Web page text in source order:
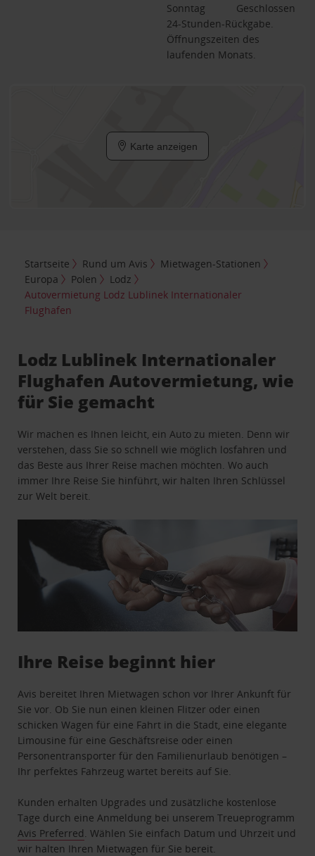
Sonntag
Geschlossen
24-Stunden-Rückgabe.
Öffnungszeiten des
laufenden Monats.
Karte anzeigen
Startseite Rund um Avis
Mietwagen-Stationen
Europa
Polen
Lodz
Autovermietung Lodz Lublinek Internationaler
Flughafen
Lodz Lublinek Internationaler
Flughafen Autovermietung, wie
für Sie gemacht
Wir machen es Ihnen leicht, ein Auto zu mieten. Denn wir
verstehen, dass Sie so schnell wie möglich losfahren und
das Beste aus Ihrer Reise machen möchten. Wo auch
immer Ihre Reise Sie hinführt, wir halten Ihren Schlüssel
zur Welt bereit.
Ihre Reise beginnt hier
Avis bereitet Ihren Mietwagen schon vor Ihrer Ankunft für
Sie vor. Ob Sie nun einen kleinen Flitzer oder einen
schicken Wagen für eine Fahrt in die Stadt, eine elegante
Limousine für eine Geschäftsreise oder einen
Personentransporter für den Familienurlaub benötigen –
Ihr perfektes Fahrzeug wartet bereits auf Sie.
Kunden erhalten Upgrades und zusätzliche kostenlose
Tage durch eine Anmeldung bei unserem Treueprogramm
Avis Preferred . Wählen Sie einfach Datum und Uhrzeit und
wir halten Ihren Mietwagen für Sie bereit.